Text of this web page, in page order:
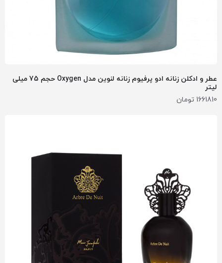
عطر و ادکلن زنانه ادو پرفیوم زنانه لنوین مدل Oxygen حجم 75 میلی
لیتر
1661810 تومان